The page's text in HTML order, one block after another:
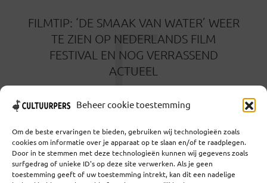
Beheer cookie toestemming
Om de beste ervaringen te bieden, gebruiken wij technologieën zoals
cookies om informatie over je apparaat op te slaan en/of te raadplegen.
Door in te stemmen met deze technologieën kunnen wij gegevens zoals
surfgedrag of unieke ID's op deze site verwerken. Als je geen
toestemming geeft of uw toestemming intrekt, kan dit een nadelige
FILMTIP: ‘DE SMAAK VAN WATER’ WEER
TE ZIEN OP NEDERLANDS FILM
FESTIVAL EN NOG VERRASSEND
ACTUEEL
F
Coöperatief Cultureel Persbureau U.A. | Salzburg 29 |